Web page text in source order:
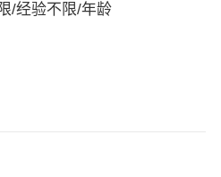
/经验不限/年龄